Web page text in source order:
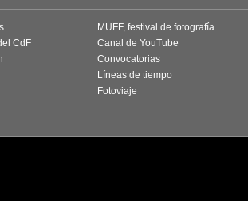
CdF
MUFF, festival de fotografía
Canal de YouTube
Convocatorias
Líneas de tiempo
Fotoviaje